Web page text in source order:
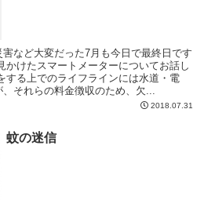
など大変だった7月も今日で最終日です
かけたスマートメーターについてお話し
する上でのライフラインには水道・電
それらの料金徴収のため、欠...
2018.07.31
蚊の迷信